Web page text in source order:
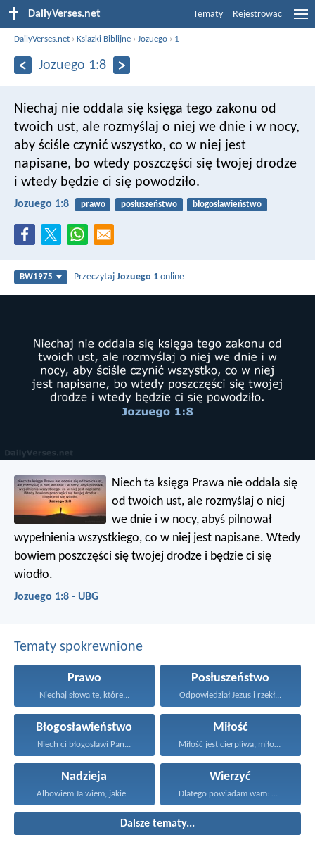
DailyVerses.net Tematy Rejestrowac
DailyVerses.net ›Ksiazki Biblijne ›Jozuego › 1
Jozuego 1:8
Niechaj nie oddala się księga tego zakonu od
twoich ust, ale rozmyślaj o niej we dnie i w nocy,
aby ściśle czynić wszystko, co w niej jest
napisane, bo wtedy poszczęści się twojej drodze
i wtedy będzie ci się powodziło.
Jozuego 1:8 prawo posłuszeństwo błogosławieństwo
BW1975 PrzeczytajJozuego 1 online
Niech ta księga Prawa nie oddala się
od twoich ust, ale rozmyślaj o niej
we dnie i w nocy, abyś pilnował
wypełnienia wszystkiego, co w niej jest napisane. Wtedy
bowiem poszczęści się twojej drodze i będzie ci się
wiodło.
Jozuego 1:8 - UBG
Tematy spokrewnione
Prawo
Niechaj słowa te, które...
Posłuszeństwo
Odpowiedział Jezus i rzekł...
Błogosławieństwo
Niech ci błogosławi Pan...
Miłość
Miłość jest cierpliwa, miłość...
Nadzieja
Albowiem Ja wiem, jakie...
Wierzyć
Dlatego powiadam wam: Wszystko...
Dalsze tematy...